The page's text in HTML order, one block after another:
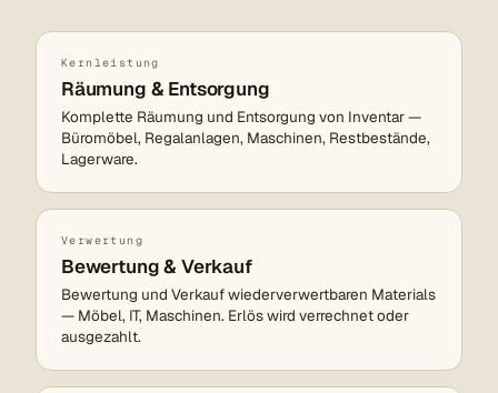
Kernleistung
Räumung & Entsorgung
Komplette Räumung und Entsorgung von Inventar —
Büromöbel, Regalanlagen, Maschinen, Restbestände,
Lagerware.
Verwertung
Bewertung & Verkauf
Bewertung und Verkauf wiederverwertbaren Materials
— Möbel, IT, Maschinen. Erlös wird verrechnet oder
ausgezahlt.